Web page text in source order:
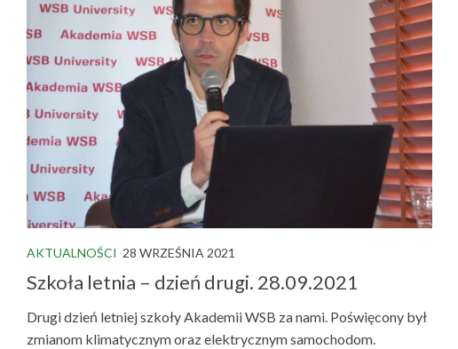
AKTUALNOŚCI 28 WRZEŚNIA 2021
Szkoła letnia – dzień drugi. 28.09.2021
Drugi dzień letniej szkoły Akademii WSB za nami. Poświęcony był
zmianom klimatycznym oraz elektrycznym samochodom.